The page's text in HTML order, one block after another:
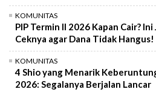
KOMUNITAS
PIP Termin II 2026 Kapan Cair?
Ceknya agar Dana Tidak Hangus!
KOMUNITAS
4 Shio yang Menarik
2026: Segalanya Berjalan Lancar